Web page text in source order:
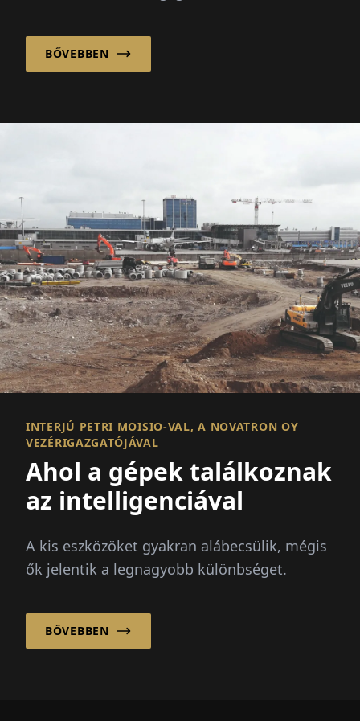
nyugalm...
BŐVEBBEN
INTERJÚ PETRI MOISIO-VAL, A NOVATRON OY
VEZÉRIGAZGATÓJÁVAL
Ahol a gépek találkoznak
az intelligenciával
A kis eszközöket gyakran alábecsülik, mégis
ők jelentik a legnagyobb különbséget.
BŐVEBBEN